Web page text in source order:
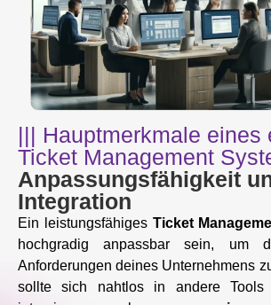
||| Hauptmerkmale eines
Ticket Management
Anpassungsfähigkeit
Integration
Ein leistungsfähiges Ticket
hochgradig anpassbar sein, um
Anforderungen deines Unternehmens
sollte sich nahtlos in andere Tools